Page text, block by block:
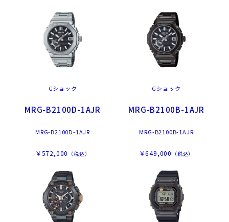
Gショック
MRG-B2100D-1AJR
MRG-B2100D-1AJR
￥572,000 （税込）
Gショック
MRG-B2100B-1AJR
MRG-B2100B-1AJR
￥649,000 （税込）